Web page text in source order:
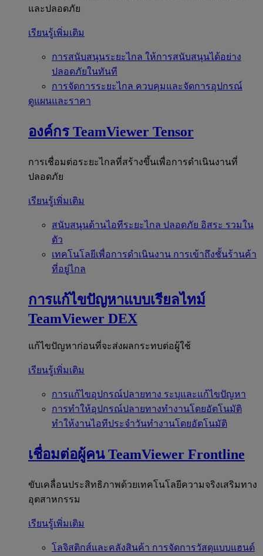
และปลอดภัย
เรียนรู้เพิ่มเติม
การสนับสนุนระยะไกล ให้การสนับสนุนได้อย่าง
ปลอดภัยในทันที
การจัดการระยะไกล ควบคุมและจัดการอุปกรณ์
ดูแผนและราคา
องค์กร TeamViewer Tensor
การเชื่อมต่อระยะไกลที่สร้างขึ้นเพื่อการดำเนินงานที่
ปลอดภัย
เรียนรู้เพิ่มเติม
สนับสนุนด้านไอทีระยะไกล ปลอดภัย อิสระ รวมใน
ตัว
เทคโนโลยีเพื่อการดำเนินงาน การเข้าถึงชั้นร้านค้า
ที่อยู่ไกล
การแก้ไขปัญหาแบบเรียลไทม์
TeamViewer DEX
แก้ไขปัญหาก่อนที่จะส่งผลกระทบต่อผู้ใช้
เรียนรู้เพิ่มเติม
การแก้ไขอุปกรณ์ปลายทาง ระบุและแก้ไขปัญหา
การทำให้อุปกรณ์ปลายทางทำงานโดยอัตโนมัติ
ทำให้งานไอทีประจำวันทำงานโดยอัตโนมัติ
เชื่อมต่อผู้คน TeamViewer Frontline
ขับเคลื่อนประสิทธิภาพด้วยเทคโนโลยีความจริงเสริมทาง
อุตสาหกรรม
เรียนรู้เพิ่มเติม
โลจิสติกส์และคลังสินค้า การจัดการวัสดุแบบแฮนด์